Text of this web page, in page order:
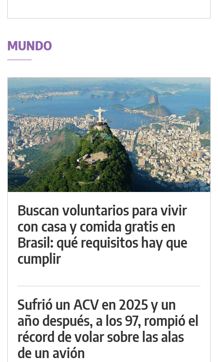
MUNDO
Buscan voluntarios para vivir
con casa y comida gratis en
Brasil: qué requisitos hay que
cumplir
Sufrió un ACV en 2025 y un
año después, a los 97, rompió el
récord de volar sobre las alas
de un avión